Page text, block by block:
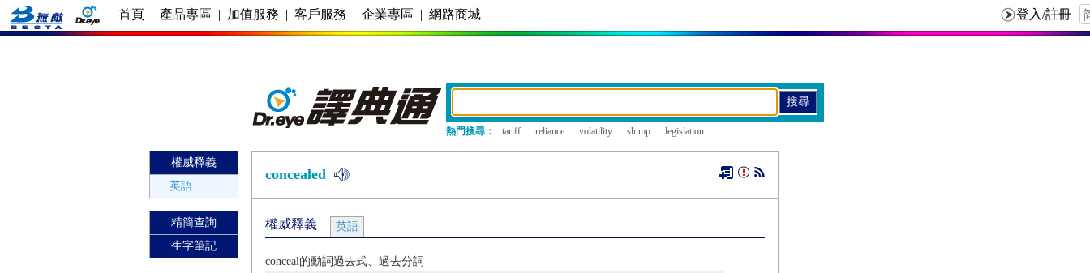
首頁 | 產品專區 | 加值服務 | 客戶服務 | 企業專區 | 網路商城
熱門搜尋： tariff reliance volatility slump legislation
權威釋義
英語
精簡查詢
生字筆記
concealed
權威釋義 英語
conceal的動詞過去式、過去分詞